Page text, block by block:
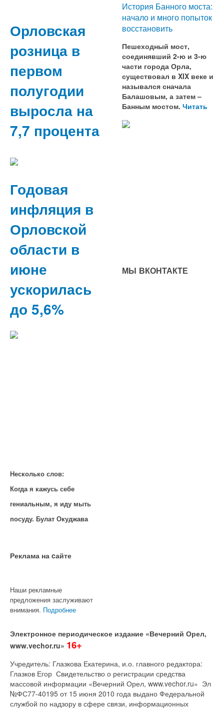
Орловская
розница в
первом
полугодии
выросла на
7,7 процента
Годовая
инфляция в
Орловской
области в
июне
ускорилась
до 5,6%
Несколько слов:
Когда я кажусь себе
гениальным, я иду мыть
посуду. Булат Окуджава
Реклама на cайте
Наши рекламные
предложения заслуживают
внимания. Подробнее
История Банного моста:
начало и много попыток
восстановить
Пешеходный мост,
соединявший 2-ю и 3-ю
части города Орла,
существовал в XIX веке и
назывался сначала
Балашовым, а затем –
Банным мостом. Читать
МЫ ВКОНТАКТЕ
Электронное периодическое издание «Вечерний Орел,
www.vechor.ru» 16+
Учредитель: Глазкова Екатерина, и.о. главного редактора:
Глазков Егор Свидетельство о регистрации средства
массовой информации «Вечерний Орел, www.vechor.ru» Эл
№ФС77-40195 от 15 июня 2010 года выдано Федеральной
службой по надзору в сфере связи, информационных